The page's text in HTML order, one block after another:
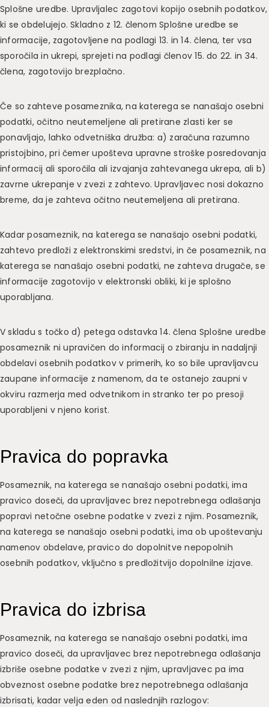
Splošne uredbe. Upravljalec zagotovi kopijo osebnih podatkov,
ki se obdelujejo. Skladno z 12. členom Splošne uredbe se
informacije, zagotovljene na podlagi 13. in 14. člena, ter vsa
sporočila in ukrepi, sprejeti na podlagi členov 15. do 22. in 34.
člena, zagotovijo brezplačno.
Če so zahteve posameznika, na katerega se nanašajo osebni
podatki, očitno neutemeljene ali pretirane zlasti ker se
ponavljajo, lahko odvetniška družba: a) zaračuna razumno
pristojbino, pri čemer upošteva upravne stroške posredovanja
informacij ali sporočila ali izvajanja zahtevanega ukrepa, ali b)
zavrne ukrepanje v zvezi z zahtevo. Upravljavec nosi dokazno
breme, da je zahteva očitno neutemeljena ali pretirana.
Kadar posameznik, na katerega se nanašajo osebni podatki,
zahtevo predloži z elektronskimi sredstvi, in če posameznik, na
katerega se nanašajo osebni podatki, ne zahteva drugače, se
informacije zagotovijo v elektronski obliki, ki je splošno
uporabljana.
V skladu s točko d) petega odstavka 14. člena Splošne uredbe
posameznik ni upravičen do informacij o zbiranju in nadaljnji
obdelavi osebnih podatkov v primerih, ko so bile upravljavcu
zaupane informacije z namenom, da te ostanejo zaupni v
okviru razmerja med odvetnikom in stranko ter po presoji
uporabljeni v njeno korist.
Pravica do popravka
Posameznik, na katerega se nanašajo osebni podatki, ima
pravico doseči, da upravljavec brez nepotrebnega odlašanja
popravi netočne osebne podatke v zvezi z njim. Posameznik,
na katerega se nanašajo osebni podatki, ima ob upoštevanju
namenov obdelave, pravico do dopolnitve nepopolnih
osebnih podatkov, vključno s predložitvijo dopolnilne izjave.
Pravica do izbrisa
Posameznik, na katerega se nanašajo osebni podatki, ima
pravico doseči, da upravljavec brez nepotrebnega odlašanja
izbriše osebne podatke v zvezi z njim, upravljavec pa ima
obveznost osebne podatke brez nepotrebnega odlašanja
izbrisati, kadar velja eden od naslednjih razlogov: